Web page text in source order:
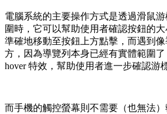
電腦系統的主要操作方式是透過滑鼠
圍時，它可以幫助使用者確認按鈕的
準確地移動至按鈕上方點擊，而遇到
方，因為導覽列本身已經有實體範圍
hover 特效，幫助使用者進一步確認游
而手機的觸控螢幕則不需要（也無法）